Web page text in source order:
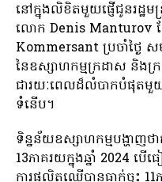
នៅក្នុងលិខិតមួយផ្ញើជូនរដ្ឋម
លោក Denis Manturov ដ
Kommersant ប្រចាំថ្ងៃ
នៃឧស្សាហកម្មក្រដាស និងក្
ជារយៈពេលដ៏លំបាកបំផុតមួយ
ទំនើប។
ទិន្នន័យឧស្សាហកម្មបង្ហាញថ
13ភាគរយក្នុងឆ្នាំ 2024 បើ
ការផលិតឈើបានធ្លាក់ចុះ